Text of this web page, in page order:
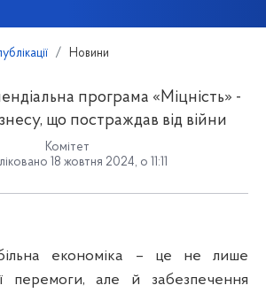
Новини
програма «Міцність» -
що постраждав від війни
Комітет
18 жовтня 2024, о 11:11
економіка – це не лише
перемоги, але й забезпечення